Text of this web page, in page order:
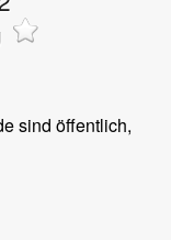
sind öffentlich,